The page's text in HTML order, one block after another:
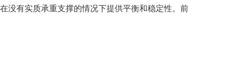
没有实质承重支撑的情况下提供平衡和稳定性。前